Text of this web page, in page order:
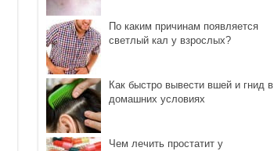
По каким причинам появляется
светлый кал у взрослых?
Как быстро вывести вшей и гнид в
домашних условиях
Чем лечить простатит у